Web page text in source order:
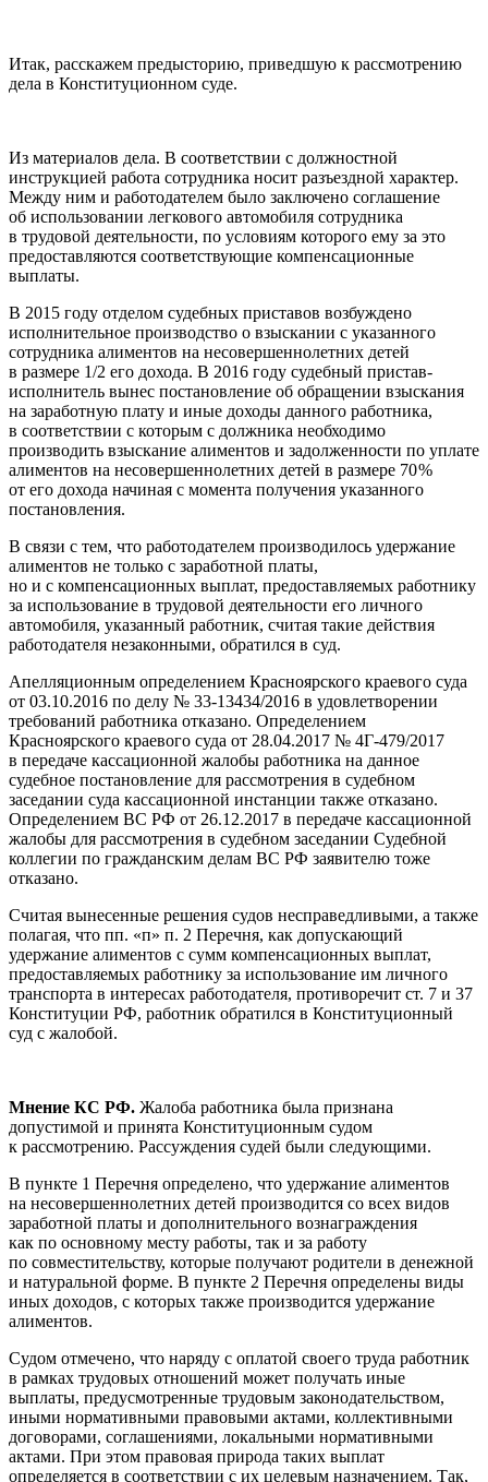
Итак, расскажем предысторию, приведшую к рассмотрению
дела в Конституционном суде.
Из материалов дела. В соответствии с должностной
инструкцией работа сотрудника носит разъездной характер.
Между ним и работодателем было заключено соглашение
об использовании легкового автомобиля сотрудника
в трудовой деятельности, по условиям которого ему за это
предоставляются соответствующие компенсационные
выплаты.
В 2015 году отделом судебных приставов возбуждено
исполнительное производство о взыскании с указанного
сотрудника алиментов на несовершеннолетних детей
в размере 1/2 его дохода. В 2016 году судебный пристав-
исполнитель вынес постановление об обращении взыскания
на заработную плату и иные доходы данного работника,
в соответствии с которым с должника необходимо
производить взыскание алиментов и задолженности по уплате
алиментов на несовершеннолетних детей в размере 70%
от его дохода начиная с момента получения указанного
постановления.
В связи с тем, что работодателем производилось удержание
алиментов не только с заработной платы,
но и с компенсационных выплат, предоставляемых работнику
за использование в трудовой деятельности его личного
автомобиля, указанный работник, считая такие действия
работодателя незаконными, обратился в суд.
Апелляционным определением Красноярского краевого суда
от 03.10.2016 по делу № 33‑13434/2016 в удовлетворении
требований работника отказано. Определением
Красноярского краевого суда от 28.04.2017 № 4Г-479/2017
в передаче кассационной жалобы работника на данное
судебное постановление для рассмотрения в судебном
заседании суда кассационной инстанции также отказано.
Определением ВС РФ от 26.12.2017 в передаче кассационной
жалобы для рассмотрения в судебном заседании Судебной
коллегии по гражданским делам ВС РФ заявителю тоже
отказано.
Считая вынесенные решения судов несправедливыми, а также
полагая, что пп. «п» п. 2 Перечня, как допускающий
удержание алиментов с сумм компенсационных выплат,
предоставляемых работнику за использование им личного
транспорта в интересах работодателя, противоречит ст. 7 и 37
Конституции РФ, работник обратился в Конституционный
суд с жалобой.
Мнение КС РФ. Жалоба работника была признана
допустимой и принята Конституционным судом
к рассмотрению. Рассуждения судей были следующими.
В пункте 1 Перечня определено, что удержание алиментов
на несовершеннолетних детей производится со всех видов
заработной платы и дополнительного вознаграждения
как по основному месту работы, так и за работу
по совместительству, которые получают родители в денежной
и натуральной форме. В пункте 2 Перечня определены виды
иных доходов, с которых также производится удержание
алиментов.
Судом отмечено, что наряду с оплатой своего труда работник
в рамках трудовых отношений может получать иные
выплаты, предусмотренные трудовым законодательством,
иными нормативными правовыми актами, коллективными
договорами, соглашениями, локальными нормативными
актами. При этом правовая природа таких выплат
определяется в соответствии с их целевым назначением. Так,